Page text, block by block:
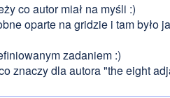
co autor miał na myśli :)
oparte na gridzie i tam było
zadaniem :)
znaczy dla autora "the eight